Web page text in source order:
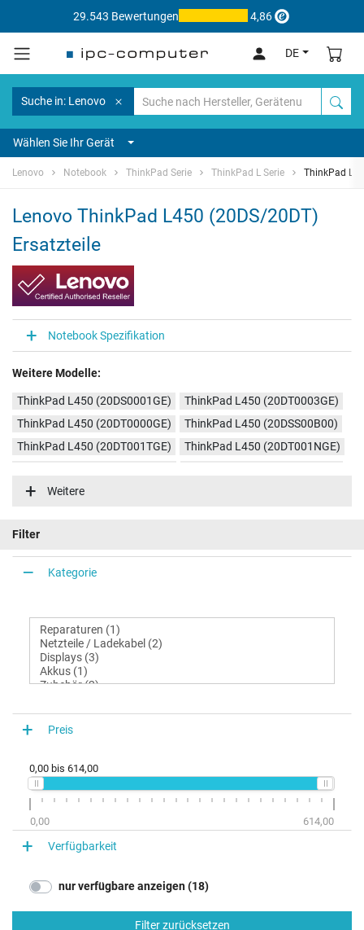
29.543 Bewertungen 4,86
DE
Suche in: Lenovo
Wählen Sie Ihr Gerät
Lenovo Notebook ThinkPad Serie ThinkPad L Serie ThinkPad
Lenovo ThinkPad L450 (20DS/20DT)
Ersatzteile
Notebook Spezifikation
Weitere Modelle:
ThinkPad L450 (20DS0001GE)
ThinkPad L450 (20DT0003GE)
ThinkPad L450 (20DT0000GE)
ThinkPad L450 (20DSS00B00)
ThinkPad L450 (20DT001TGE)
ThinkPad L450 (20DT001NGE)
Weitere
Filter
Kategorie
Preis
0,00 bis 614,00
0,00 614,00
Verfügbarkeit
nur verfügbare anzeigen (18)
Filter zurücksetzen